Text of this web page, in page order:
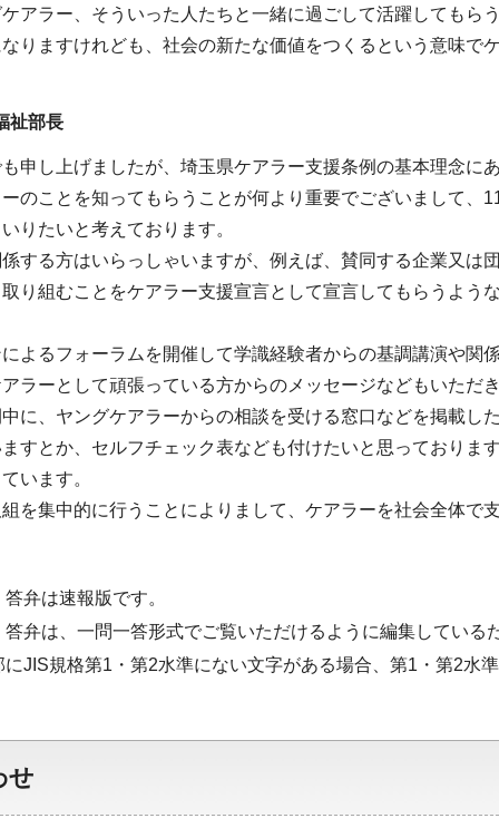
アラー、そういった人たちと一緒に過ごして活躍してもら
りますけれども、社会の新たな価値をつくるという意味で
部長
申し上げましたが、埼玉県ケアラー支援条例の基本理念に
のことを知ってもらうことが何より重要でございまして、
りたいと考えております。
する方はいらっしゃいますが、例えば、賛同する企業又は
り組むことをケアラー支援宣言として宣言してもらうよう
よるフォーラムを開催して学識経験者からの基調講演や関
ラーとして頑張っている方からのメッセージなどもいただ
に、ヤングケアラーからの相談を受ける窓口などを掲載し
すとか、セルフチェック表なども付けたいと思っておりま
います。
を集中的に行うことによりまして、ケアラーを社会全体で
弁は速報版です。
答弁は、一問一答形式でご覧いただけるように編集している
にJIS規格第1・第2水準にない文字がある場合、第1・第2水
せ